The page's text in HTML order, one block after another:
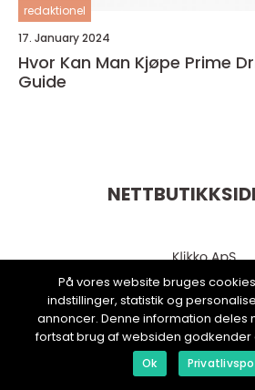
redaktionel
17. January 2024
Hvor Kan Man Kjøpe Prime
Guide
web:
På vores website bruges
indstillinger, statistik og
annoncer. Denne information deles
fortsat brug af websiden godkender
Ok